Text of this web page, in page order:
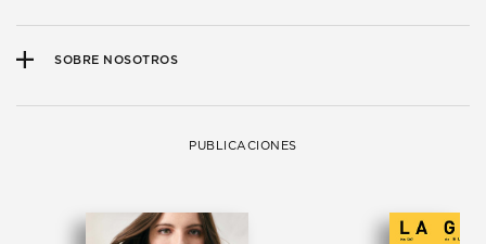
SOBRE NOSOTROS
PUBLICACIONES